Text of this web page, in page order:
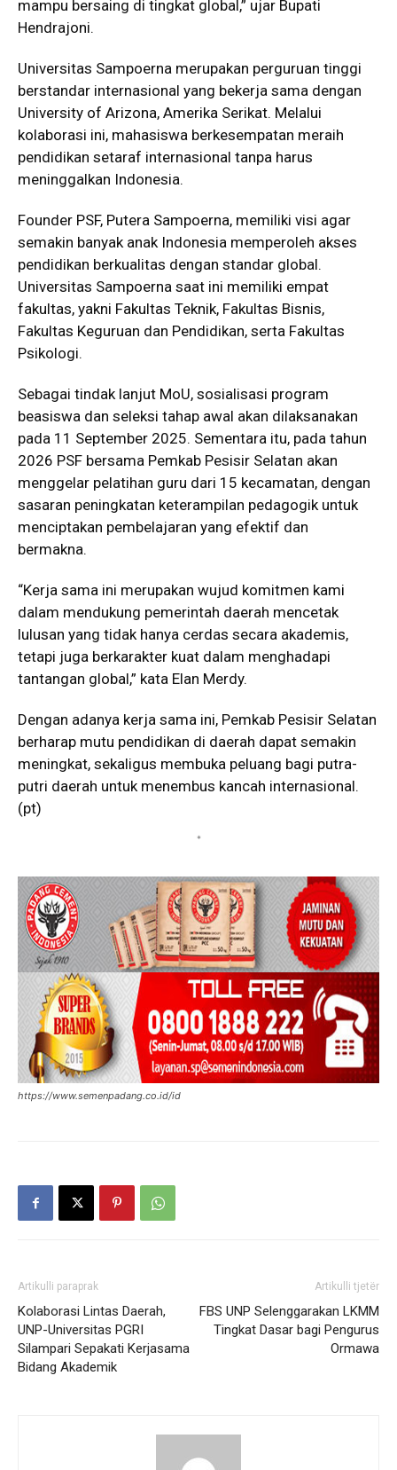
mampu bersaing di tingkat global,” ujar Bupati
Hendrajoni.
Universitas Sampoerna merupakan perguruan tinggi
berstandar internasional yang bekerja sama dengan
University of Arizona, Amerika Serikat. Melalui
kolaborasi ini, mahasiswa berkesempatan meraih
pendidikan setaraf internasional tanpa harus
meninggalkan Indonesia.
Founder PSF, Putera Sampoerna, memiliki visi agar
semakin banyak anak Indonesia memperoleh akses
pendidikan berkualitas dengan standar global.
Universitas Sampoerna saat ini memiliki empat
fakultas, yakni Fakultas Teknik, Fakultas Bisnis,
Fakultas Keguruan dan Pendidikan, serta Fakultas
Psikologi.
Sebagai tindak lanjut MoU, sosialisasi program
beasiswa dan seleksi tahap awal akan dilaksanakan
pada 11 September 2025. Sementara itu, pada tahun
2026 PSF bersama Pemkab Pesisir Selatan akan
menggelar pelatihan guru dari 15 kecamatan, dengan
sasaran peningkatan keterampilan pedagogik untuk
menciptakan pembelajaran yang efektif dan
bermakna.
“Kerja sama ini merupakan wujud komitmen kami
dalam mendukung pemerintah daerah mencetak
lulusan yang tidak hanya cerdas secara akademis,
tetapi juga berkarakter kuat dalam menghadapi
tantangan global,” kata Elan Merdy.
Dengan adanya kerja sama ini, Pemkab Pesisir Selatan
berharap mutu pendidikan di daerah dapat semakin
meningkat, sekaligus membuka peluang bagi putra-
putri daerah untuk menembus kancah internasional.
(pt)
*
https://www.semenpadang.co.id/id
Artikulli paraprak
Kolaborasi Lintas Daerah,
UNP-Universitas PGRI
Silampari Sepakati Kerjasama
Bidang Akademik
Artikulli tjetër
FBS UNP Selenggarakan LKMM
Tingkat Dasar bagi Pengurus
Ormawa